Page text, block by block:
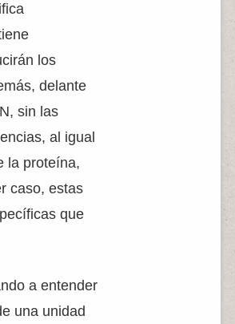
los
delante
sin las
al igual
la proteína,
caso, estas
que
a entender
una unidad